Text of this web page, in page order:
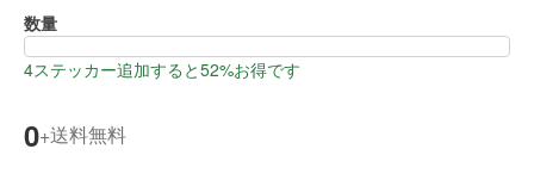
数量
4ステッカー追加すると52%お得です
0+送料無料